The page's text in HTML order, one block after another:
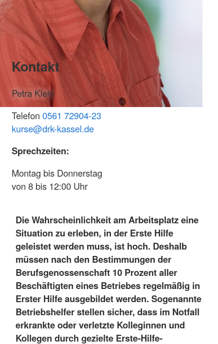
Kontakt
Petra Klein
Telefon 0561 72904-23
kurse@drk-kassel.de
Sprechzeiten:
Montag bis Donnerstag
von 8 bis 12:00 Uhr
Die Wahrscheinlichkeit am Arbeitsplatz eine
Situation zu erleben, in der Erste Hilfe
geleistet werden muss, ist hoch. Deshalb
müssen nach den Bestimmungen der
Berufsgenossenschaft 10 Prozent aller
Beschäftigten eines Betriebes regelmäßig in
Erster Hilfe ausgebildet werden. Sogenannte
Betriebshelfer stellen sicher, dass im Notfall
erkrankte oder verletzte Kolleginnen und
Kollegen durch gezielte Erste-Hilfe-